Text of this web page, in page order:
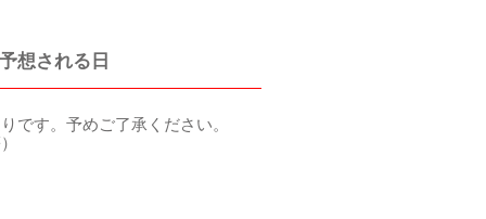
想される日
です。予めご了承ください。
）